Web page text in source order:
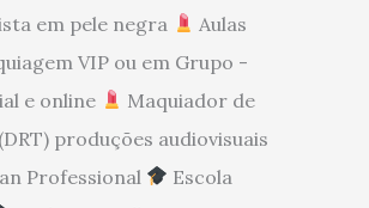
em pele negra
Aulas
VIP ou em Grupo -
e online
Maquiador de
produções audiovisuais
Professional
Escola